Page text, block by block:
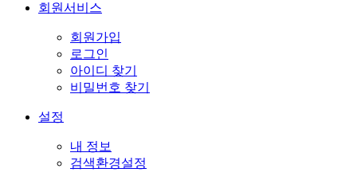
회원서비스
회원가입
로그인
아이디 찾기
비밀번호 찾기
설정
내 정보
검색환경설정